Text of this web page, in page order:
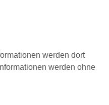
werden dort
werden ohne